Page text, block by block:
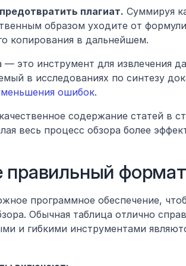
плагиат. Суммируя
образом уходите от
копирования в дальнейшем.
это инструмент для извлечения
в исследованиях по синтезу
ошибок.
содержание статей в
весь процесс обзора более
правильный
программное обеспечение,
Обычная таблица отлично
и гибкими инструментами